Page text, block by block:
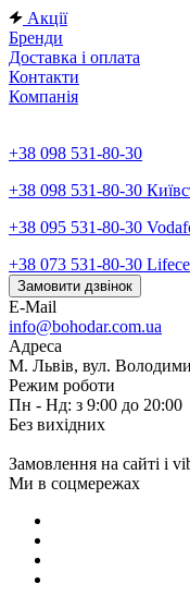
Акції
Бренди
Доставка і оплата
Контакти
Компанія
+38 098 531-80-30
+38 098 531-80-30
+38 095 531-80-30
+38 073 531-80-30
Замовити дзвінок
E-Mail
info@bohodar.com.ua
Адреса
М. Львів, вул.
Режим роботи
Пн - Нд: з 9:00 до 20:00
Без вихідних
Замовлення на сайті і
Ми в соцмережах